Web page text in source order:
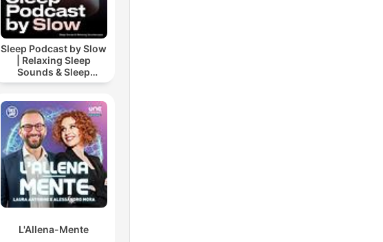
Sleep Podcast by Slow
| Relaxing Sleep
Sounds & Sleep
Stories | Nature Sound
L'Allena-Mente